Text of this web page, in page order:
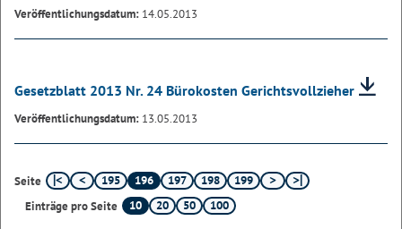
Veröffentlichungsdatum: 14.05.2013
Gesetzblatt 2013 Nr. 24 Bürokosten Gerichtsvollzieher
Veröffentlichungsdatum: 13.05.2013
Seite 195 196 197 198
199
Einträge pro Seite
10 20 50 100